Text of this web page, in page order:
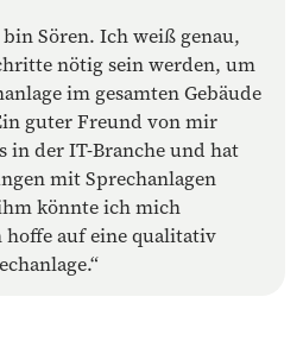
Sören. Ich weiß genau,
nötig sein werden, um
im gesamten Gebäude
guter Freund von mir
in der IT-Branche und hat
mit Sprechanlagen
könnte ich mich
hoffe auf eine qualitativ